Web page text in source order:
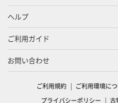
ヘルプ
ご利用ガイド
お問い合わせ
ご利用規約 ご利用環境に
プライバシーポリシー
古